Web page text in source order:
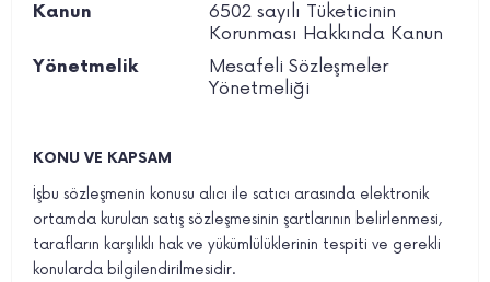
Kanun
6502 sayılı Tüketicinin
Korunması Hakkında Kanun
Yönetmelik
Mesafeli Sözleşmeler
Yönetmeliği
KONU VE KAPSAM
İşbu sözleşmenin konusu alıcı ile satıcı arasında elektronik
ortamda kurulan satış sözleşmesinin şartlarının belirlenmesi,
tarafların karşılıklı hak ve yükümlülüklerinin tespiti ve gerekli
konularda bilgilendirilmesidir.